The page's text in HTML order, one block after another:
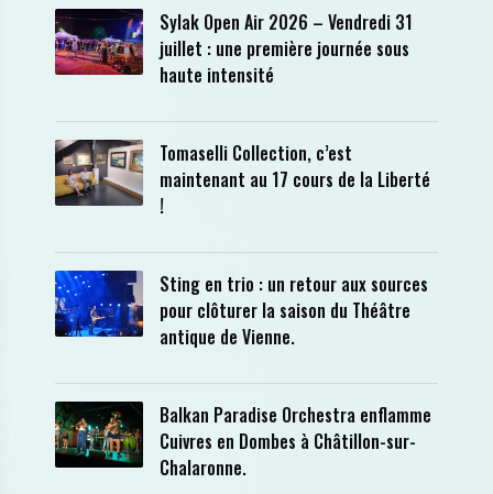
Sylak Open Air 2026 – Vendredi 31
juillet : une première journée sous
haute intensité
Tomaselli Collection, c’est
maintenant au 17 cours de la Liberté
!
Sting en trio : un retour aux sources
pour clôturer la saison du Théâtre
antique de Vienne.
Balkan Paradise Orchestra enflamme
Cuivres en Dombes à Châtillon-sur-
Chalaronne.